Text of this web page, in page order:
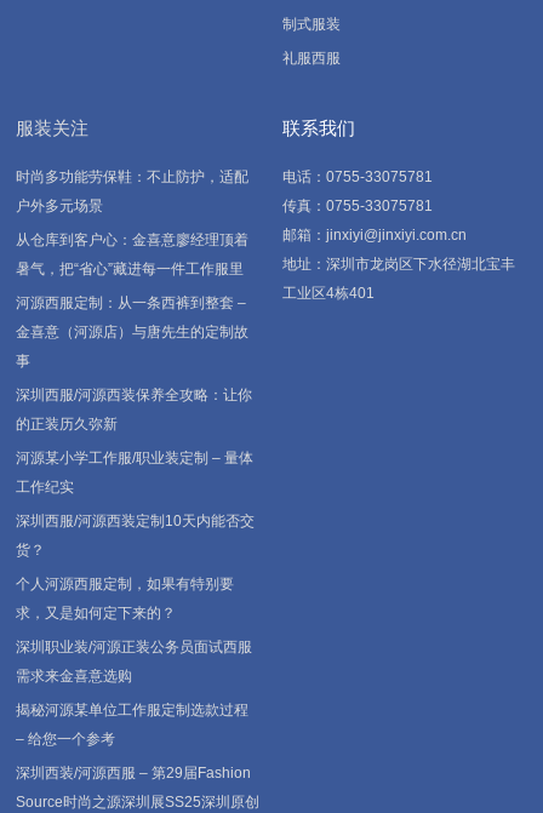
制式服装
礼服西服
服装关注
时尚多功能劳保鞋：不止防护，适配
户外多元场景
从仓库到客户心：金喜意廖经理顶着
暑气，把“省心”藏进每一件工作服里
河源西服定制：从一条西裤到整套 –
金喜意（河源店）与唐先生的定制故
事
深圳西服/河源西装保养全攻略：让你
的正装历久弥新
河源某小学工作服/职业装定制 – 量体
工作纪实
深圳西服/河源西装定制10天内能否交
货？
个人河源西服定制，如果有特别要
求，又是如何定下来的？
深圳职业装/河源正装公务员面试西服
需求来金喜意选购
揭秘河源某单位工作服定制选款过程
– 给您一个参考
深圳西装/河源西服 – 第29届Fashion
Source时尚之源深圳展SS25深圳原创
联系我们
电话：0755-33075781
传真：0755-33075781
邮箱：jinxiyi@jinxiyi.com.cn
地址：深圳市龙岗区下水径湖北宝丰
工业区4栋401